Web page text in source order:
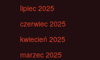
lipiec 2025
czerwiec 2025
kwiecień 2025
marzec 2025